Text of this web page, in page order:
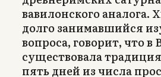
вавилонского аналога.
долго занимавшийся
вопроса, говорит, что в
существовала
пять дней из числа